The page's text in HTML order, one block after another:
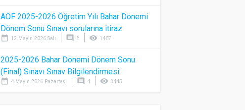
AÖF 2025-2026 Öğretim Yılı Bahar Dönemi
Dönem Sonu Sınavı sorularına itiraz
date_range 12 Mayıs 2026 Salı comment 2 visibility 1487
2025-2026 Bahar Dönemi Dönem Sonu
(Final) Sınavı Sınav Bilgilendirmesi
date_range 4 Mayıs 2026 Pazartesi comment 4 visibility 3445